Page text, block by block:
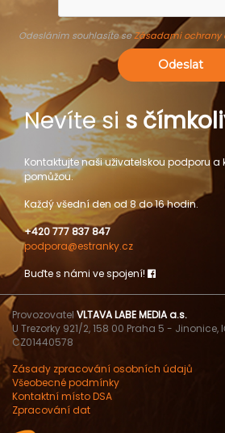
Odesláním souhlasíte seZásadami ochrany
Odeslat
Nevíte si s
Kontaktujte naši uživatelskou podporu
pomůžou.
Každý všední den od 8 do 16 hodin.
+420 777 837 847
podpora@estranky.cz
Buďte s námi ve spojení!
Provozovatel VLTAVA LABE MEDIA a.s.
U Trezorky 921/2, 158 00 Praha 5 - Jinonice,
CZ01440578
Zásady zpracování osobních údajů
Všeobecné podmínky
Kontaktní místo DSA
Zpracování dat